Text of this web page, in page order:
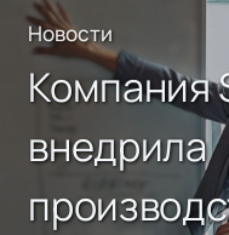
Новости
Компания
внедрила